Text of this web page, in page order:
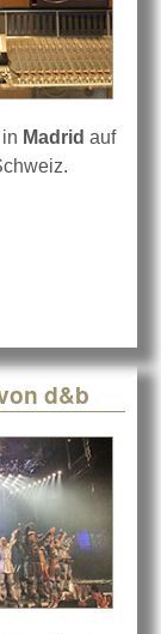
in Madrid auf
d&b